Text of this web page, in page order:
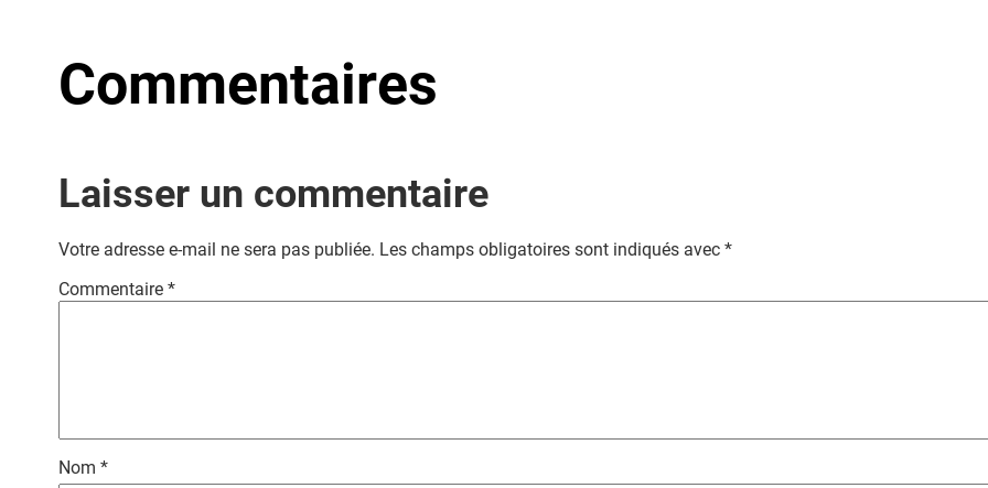
Commentaires
Laisser un commentaire
Votre adresse e-mail ne sera pas publiée. Les champs obligatoires sont indiqués avec*
Commentaire*
Nom*